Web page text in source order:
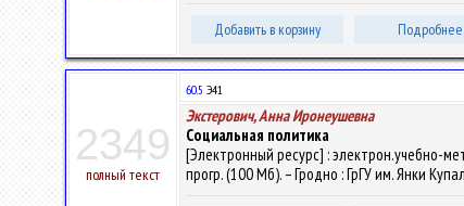
Добавить в корзину Подробнее
2349
полный текст
60.5 Э41
Экстерович, Анна Иронеушевна
Социальная политика
[Электронный ресурс] : электрон.учебно-
прогр. (100 Мб). – Гродно : ГрГУ им. Янки